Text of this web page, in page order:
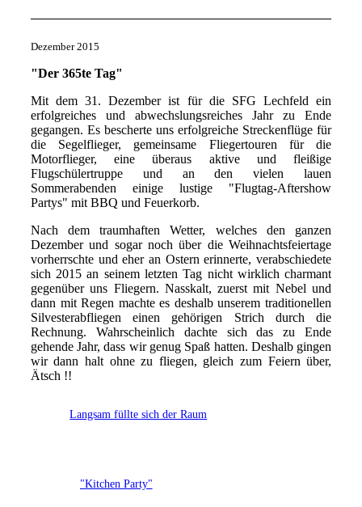
Dezember 2015
"Der 365te Tag"
Mit dem 31. Dezember ist für die SFG Lechfeld ein
erfolgreiches und abwechslungsreiches Jahr zu Ende
gegangen. Es bescherte uns erfolgreiche Streckenflüge für
die Segelflieger, gemeinsame Fliegertouren für die
Motorflieger, eine überaus aktive und fleißige
Flugschülertruppe und an den vielen lauen
Sommerabenden einige lustige "Flugtag-Aftershow
Partys" mit BBQ und Feuerkorb.
Nach dem traumhaften Wetter, welches den ganzen
Dezember und sogar noch über die Weihnachtsfeiertage
vorherrschte und eher an Ostern erinnerte, verabschiedete
sich 2015 an seinem letzten Tag nicht wirklich charmant
gegenüber uns Fliegern. Nasskalt, zuerst mit Nebel und
dann mit Regen machte es deshalb unserem traditionellen
Silvesterabfliegen einen gehörigen Strich durch die
Rechnung. Wahrscheinlich dachte sich das zu Ende
gehende Jahr, dass wir genug Spaß hatten. Deshalb gingen
wir dann halt ohne zu fliegen, gleich zum Feiern über,
Ätsch !!
Langsam füllte sich der Raum
"Kitchen Party"